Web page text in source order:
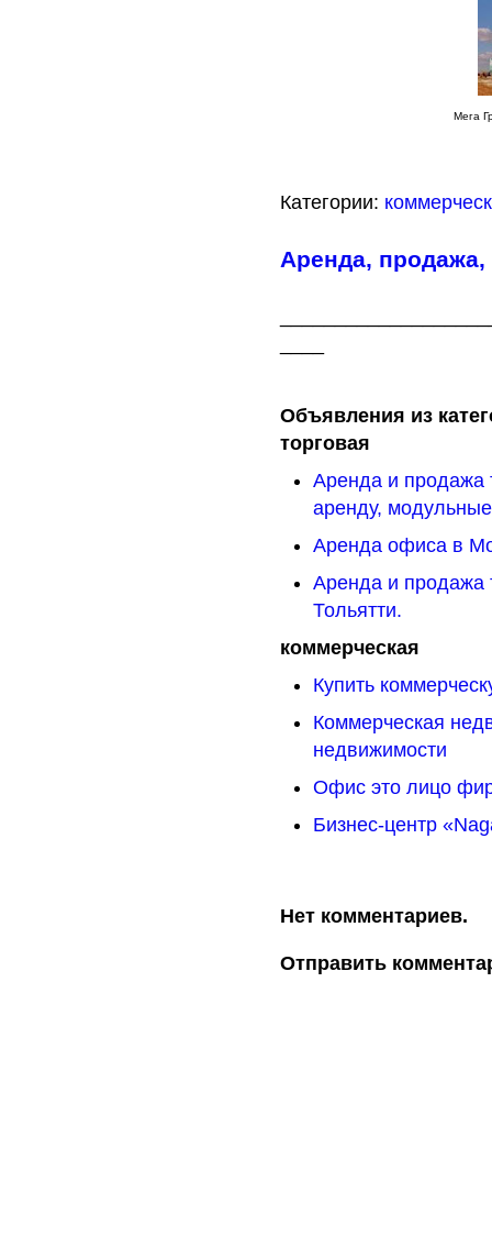
Мега
Категории:
Аренда,
Объявления из
торговая
Аренда и продажа
аренду,
Аренда офиса в
Аренда и продажа
Тольятти.
коммерческая
Купить
Коммерческая
недвижимости
Офис это лицо
Бизнес-центр
Нет комментариев.
Отправить